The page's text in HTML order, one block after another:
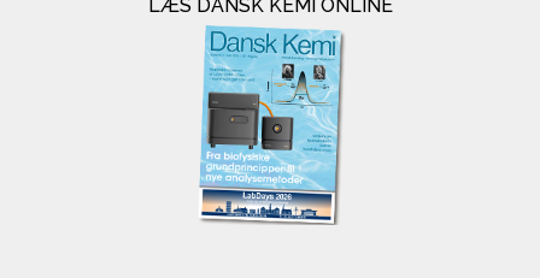
LÆS DANSK KEMI ONLINE